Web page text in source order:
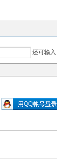
还可输入